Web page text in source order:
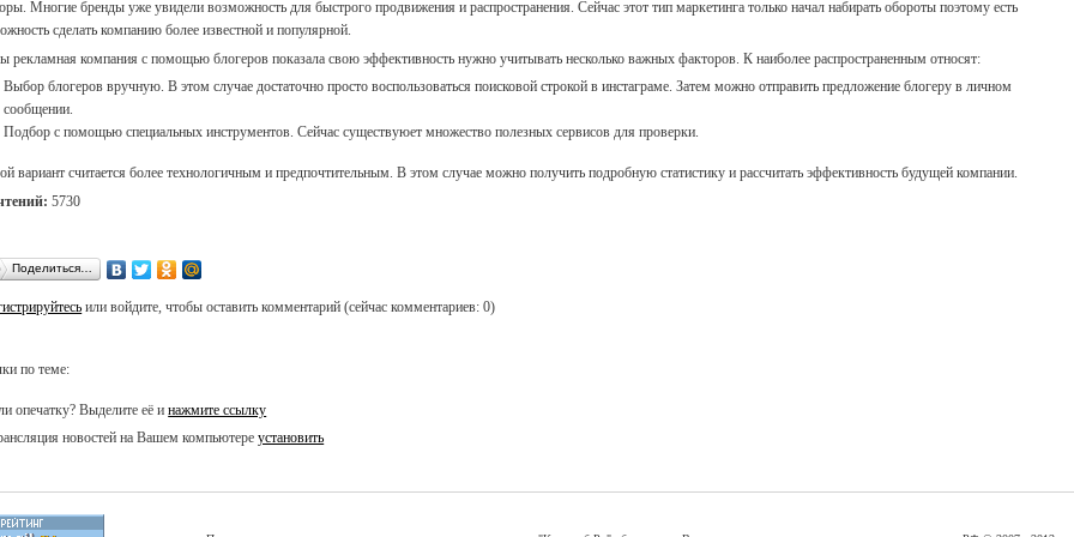
Многие бренды уже увидели возможность для быстрого продвижения и распространения. Сейчас этот тип маркетинга только начал набирать обороты поэтому есть
сделать компанию более известной и популярной.
рекламная компания с помощью блогеров показала свою эффективность нужно учитывать несколько важных факторов. К наиболее распространенным относят:
Выбор блогеров вручную. В этом случае достаточно просто воспользоваться поисковой строкой в инстаграме. Затем можно отправить предложение блогеру в личном
сообщении.
Подбор с помощью специальных инструментов. Сейчас существуюет множество полезных сервисов для проверки.
вариант считается более технологичным и предпочтительным. В этом случае можно получить подробную статистику и рассчитать эффективность будущей компании.
5730
Поделиться…
или войдите, чтобы оставить комментарий (сейчас комментариев: 0)
по теме:
опечатку? Выделите её инажмите ссылку
новостей на Вашем компьютереустановить